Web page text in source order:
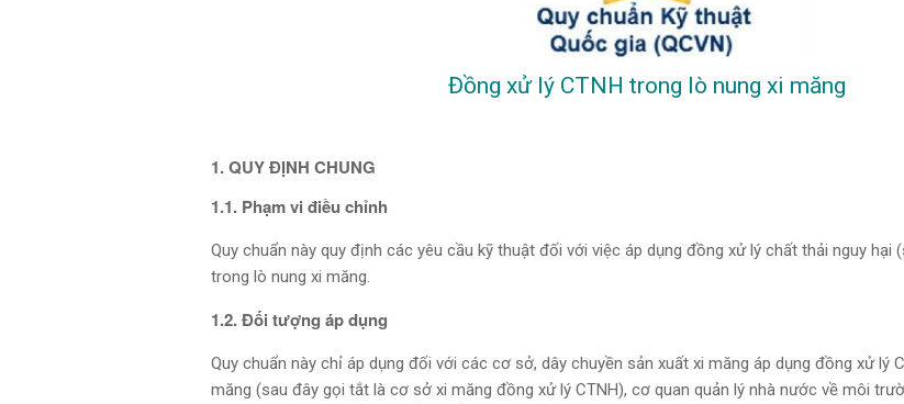
Đồng xử lý CTNH trong lò nung xi măng
1. QUY ĐỊNH CHUNG
1.1. Phạm vi điều chỉnh
Quy chuẩn này quy định các yêu cầu kỹ thuật đối với việc áp dụng đồng xử lý chất thải nguy hại
trong lò nung xi măng.
1.2. Đối tượng áp dụng
Quy chuẩn này chỉ áp dụng đối với các cơ sở, dây chuyền sản xuất xi măng áp dụng đồng xử lý
măng (sau đây gọi tắt là cơ sở xi măng đồng xử lý CTNH), cơ quan quản lý nhà nước về môi